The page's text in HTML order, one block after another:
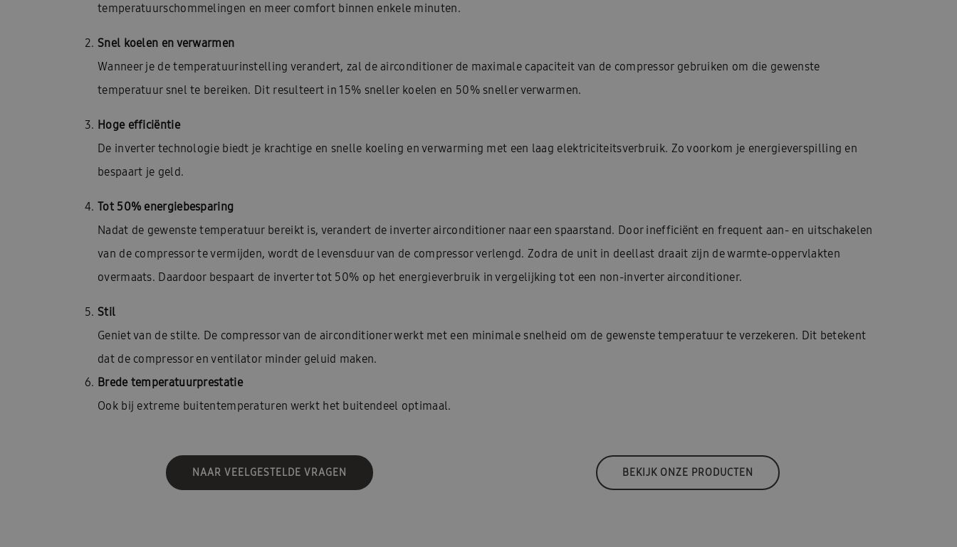
temperatuurschommelingen en meer comfort binnen enkele minuten.
Snel koelen en verwarmen
Wanneer je de temperatuurinstelling verandert, zal de airconditioner de maximale capaciteit van de compressor gebruiken om die gewenste
temperatuur snel te bereiken. Dit resulteert in 15% sneller koelen en 50% sneller verwarmen.
Hoge efficiëntie
De inverter technologie biedt je krachtige en snelle koeling en verwarming met een laag elektriciteitsverbruik. Zo voorkom je energieverspilling en
bespaart je geld.
Tot 50% energiebesparing
Nadat de gewenste temperatuur bereikt is, verandert de inverter airconditioner naar een spaarstand. Door inefficiënt en frequent aan- en uitschakelen
van de compressor te vermijden, wordt de levensduur van de compressor verlengd. Zodra de unit in deellast draait zijn de warmte-oppervlakten
overmaats. Daardoor bespaart de inverter tot 50% op het energieverbruik in vergelijking tot een non-inverter airconditioner.
Stil
Geniet van de stilte. De compressor van de airconditioner werkt met een minimale snelheid om de gewenste temperatuur te verzekeren. Dit betekent
dat de compressor en ventilator minder geluid maken.
Brede temperatuurprestatie
Ook bij extreme buitentemperaturen werkt het buitendeel optimaal.
NAAR VEELGESTELDE VRAGEN BEKIJK ONZE PRODUCTEN